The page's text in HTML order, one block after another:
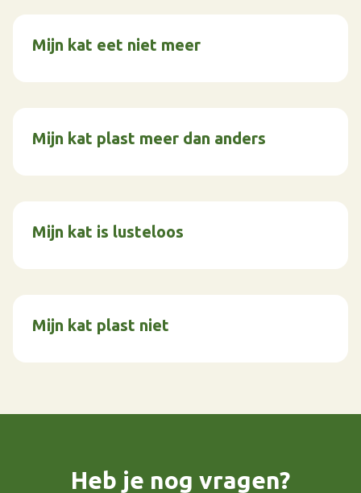
Mijn kat eet niet meer
Mijn kat plast meer dan anders
Mijn kat is lusteloos
Mijn kat plast niet
Heb je nog vragen?